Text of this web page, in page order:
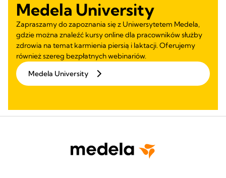
Medela University
Zapraszamy do zapoznania się z Uniwersytetem Medela,
gdzie można znaleźć kursy online dla pracowników służby
zdrowia na temat karmienia piersią i laktacji. Oferujemy
również szereg bezpłatnych webinariów.
Medela University